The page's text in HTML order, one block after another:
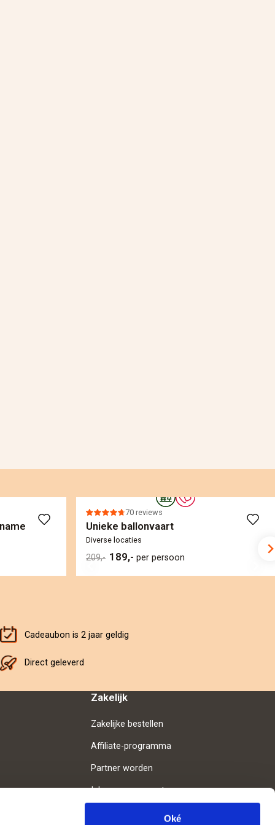
Oké
70 reviews
Unieke ballonvaart
Diverse locaties
209,- 189,- per persoon
Cadeaubon is 2 jaar geldig
Direct geleverd
Zakelijk
Zakelijke bestellen
Affiliate-programma
Partner worden
Inloggen voor partners